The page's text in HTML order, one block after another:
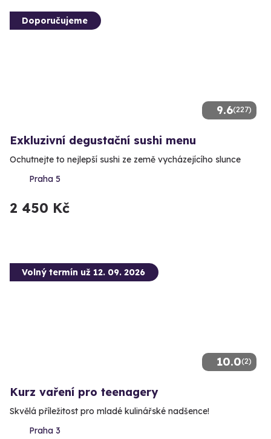
9.6(227)
Doporučujeme
Exkluzivní degustační sushi menu
Ochutnejte to nejlepší sushi ze země vycházejícího slunce
Praha 5
2 450 Kč
10.0(2)
Volný termín už 12. 09. 2026
Kurz vaření pro teenagery
Skvělá příležitost pro mladé kulinářské nadšence!
Praha 3